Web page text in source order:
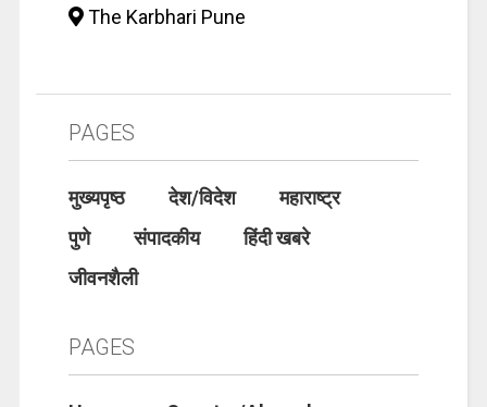
The Karbhari Pune
PAGES
मुख्यपृष्ठ देश/विदेश
महाराष्ट्र
पुणे
संपादकीय
हिंदी खबरे
जीवनशैली
PAGES